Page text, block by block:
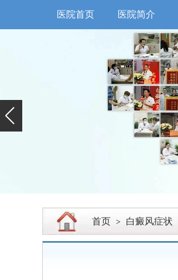
医院首页 医院简介
首页 > 白癜风症状